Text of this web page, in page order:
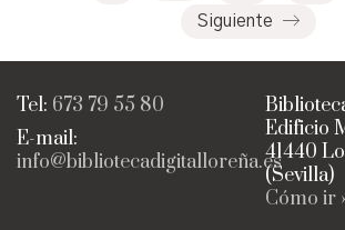
Siguiente
Tel: 673 79 55 80
E-mail:
info@bibliotecadigitalloreña.es
Edificio
41440
(Sevilla)
Cómo ir ›